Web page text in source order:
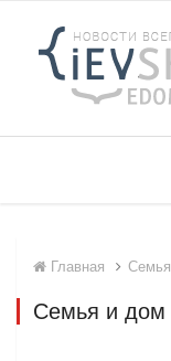
Главная
Семья и дом